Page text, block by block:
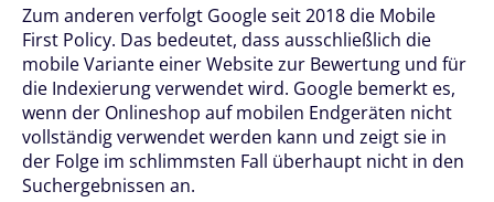
Zum anderen verfolgt Google seit 2018 die Mobile
First Policy. Das bedeutet, dass ausschließlich die
mobile Variante einer Website zur Bewertung und für
die Indexierung verwendet wird. Google bemerkt es,
wenn der Onlineshop auf mobilen Endgeräten nicht
vollständig verwendet werden kann und zeigt sie in
der Folge im schlimmsten Fall überhaupt nicht in den
Suchergebnissen an.